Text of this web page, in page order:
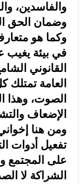
والفاسدين،
وضمان الحق
وكما هو
في بيئة يغيب
القانوني
العامة تمتلك
الصوت، وهذا
الإضعاف
ومن هنا
تفعيل أدوات
على المجتمع
الشراكة لا